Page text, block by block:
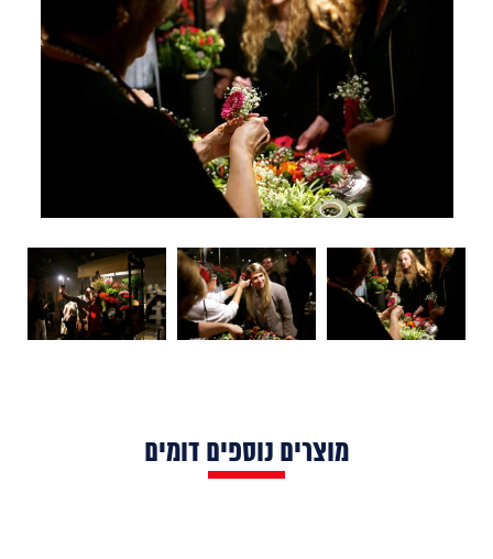
מוצרים נוספים דומים